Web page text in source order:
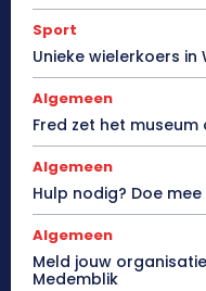
Sport
Unieke wielerkoers in
Algemeen
Fred zet het
Algemeen
Hulp nodig? Doe
Algemeen
Meld jouw
Medemblik